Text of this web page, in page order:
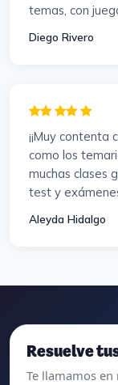
temas, con
preparación y
muy positiva
Diego Rivero
¡¡Muy contenta
como los
muchas clases
test y
correros y
decir, ¡¡Muy
Aleyda Hidalgo
Resuelve
Te llamamos